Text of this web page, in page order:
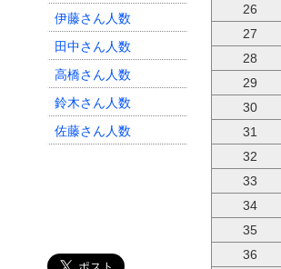
伊藤さん人数
田中さん人数
高橋さん人数
鈴木さん人数
佐藤さん人数
26
27
28
29
30
31
32
33
34
35
36